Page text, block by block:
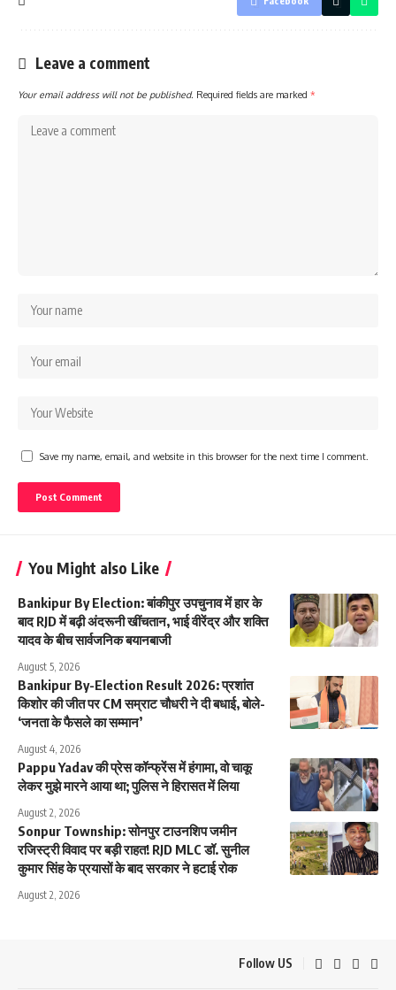
Leave a comment
Your email address will not be published. Required fields are marked *
Save my name, email, and website in this browser for the next time I comment.
You Might also Like
Bankipur By Election: बांकीपुर उपचुनाव में हार के
बाद RJD में बढ़ी अंदरूनी खींचतान, भाई वीरेंद्र और शक्ति
यादव के बीच सार्वजनिक बयानबाजी
August 5, 2026
Bankipur By-Election Result 2026: प्रशांत
किशोर की जीत पर CM सम्राट चौधरी ने दी बधाई, बोले-
‘जनता के फैसले का सम्मान’
August 4, 2026
Pappu Yadav की प्रेस कॉन्फ्रेंस में हंगामा, वो चाकू
लेकर मुझे मारने आया था; पुलिस ने हिरासत में लिया
August 2, 2026
Sonpur Township: सोनपुर टाउनशिप जमीन
रजिस्ट्री विवाद पर बड़ी राहत! RJD MLC डॉ. सुनील
कुमार सिंह के प्रयासों के बाद सरकार ने हटाई रोक
August 2, 2026
Follow US